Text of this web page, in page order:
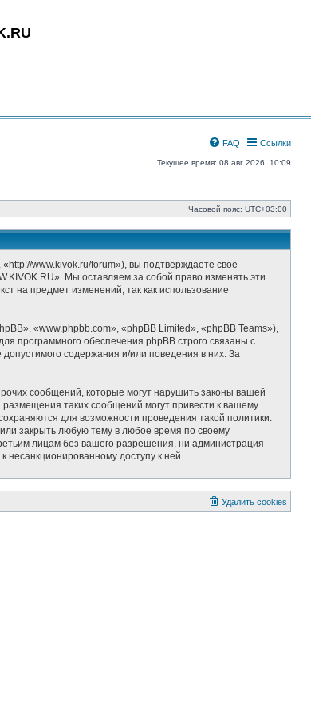
Ссылки
FAQ
Текущее время: 08 авг 2026, 10:09
Часовой пояс: UTC+03:00
www.kivok.ru/forum»), вы подтверждаете своё
Мы оставляем за собой право изменять эти
на предмет изменений, так как использование
«www.phpbb.com», «phpBB Limited», «phpBB Teams»),
программного обеспечения phpBB строго связаны с
содержания и/или поведения в них. За
сообщений, которые могут нарушить законы вашей
таких сообщений могут привести к вашему
для возможности проведения такой политики.
закрыть любую тему в любое время по своему
лицам без вашего разрешения, ни администрация
доступу к ней.
Удалить cookies